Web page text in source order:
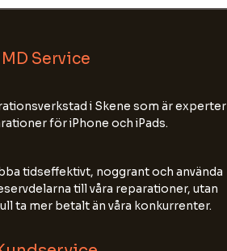
MD Service
i Skene som är experter
för iPhone och iPads.
tidseffektivt, noggrant och använda
till våra reparationer, utan
ta mer betalt än våra konkurrenter.
känslig information.
Start Chat